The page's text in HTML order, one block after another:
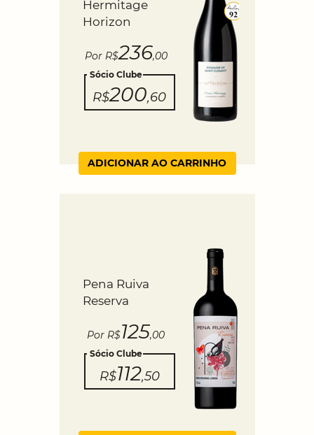
Hermitage
Horizon
Por R$236,00
Sócio Clube
R$200,60
ADICIONAR AO CARRINHO
Pena Ruiva
Reserva
Por R$125,00
Sócio Clube
R$112,50